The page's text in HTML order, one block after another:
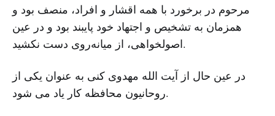
مرحوم در برخورد با همه اقشار و افراد، منصف بود و
همزمان به تشخیص و اجتهاد خود پایبند بود و در عین
اصولخواهی، از میانه‌روی دست نکشید.
در عین حال از آیت الله مهدوی کنی به عنوان یکی از
روحانیون محافظه کار یاد می شود.